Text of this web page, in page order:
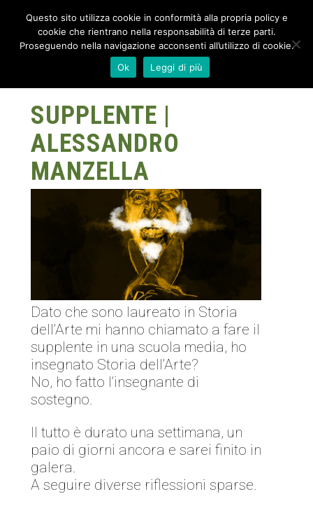
SUPPLENTE |
ALESSANDRO
MANZELLA
Dato che sono laureato in Storia
dell’Arte mi hanno chiamato a fare il
supplente in una scuola media, ho
insegnato Storia dell’Arte?
No, ho fatto l’insegnante di
sostegno.
Il tutto è durato una settimana, un
paio di giorni ancora e sarei finito in
galera.
A seguire diverse riflessioni sparse.
Questo sito utilizza cookie in conformità alla propria policy e
cookie che rientrano nella responsabilità di terze parti.
Proseguendo nella navigazione acconsenti all’utilizzo di cookie.
Ok
Leggi di più